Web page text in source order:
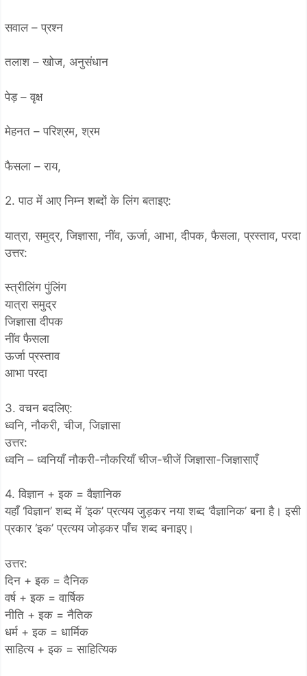
सवाल – प्रश्न
तलाश – खोज, अनुसंधान
पेड़ – वृक्ष
मेहनत – परिश्रम, श्रम
फैसला – राय,
2. पाठ में आए निम्न शब्दों के लिंग बताइए:
यात्रा, समुद्र, जिज्ञासा, नींव, ऊर्जा, आभा, दीपक, फैसला, प्रस्ताव, परदा
उत्तर:
स्त्रीलिंग पुंलिंग
यात्रा समुद्र
जिज्ञासा दीपक
नींव फैसला
ऊर्जा प्रस्ताव
आभा परदा
3. वचन बदलिए:
ध्वनि, नौकरी, चीज, जिज्ञासा
उत्तर:
ध्वनि – ध्वनियाँ नौकरी-नौकरियाँ चीज-चीजें जिज्ञासा-जिज्ञासाएँ
4. विज्ञान + इक = वैज्ञानिक
यहाँ ‘विज्ञान’ शब्द में ‘इक’ प्रत्यय जुड़कर नया शब्द ‘वैज्ञानिक’ बना है। इसी
प्रकार ‘इक’ प्रत्यय जोड़कर पाँच शब्द बनाइए।
उत्तर:
दिन + इक = दैनिक
वर्ष + इक = वार्षिक
नीति + इक = नैतिक
धर्म + इक = धार्मिक
साहित्य + इक = साहित्यिक